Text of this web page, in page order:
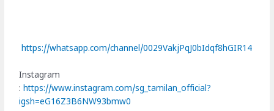
https://whatsapp.com/channel/0029VakjPqJ0bIdqf8hGIR14
Instagram
:https://www.instagram.com/sg_tamilan_official?
igsh=eG16Z3B6NW93bmw0